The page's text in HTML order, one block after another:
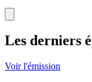
Les derniers
Voir l'émission